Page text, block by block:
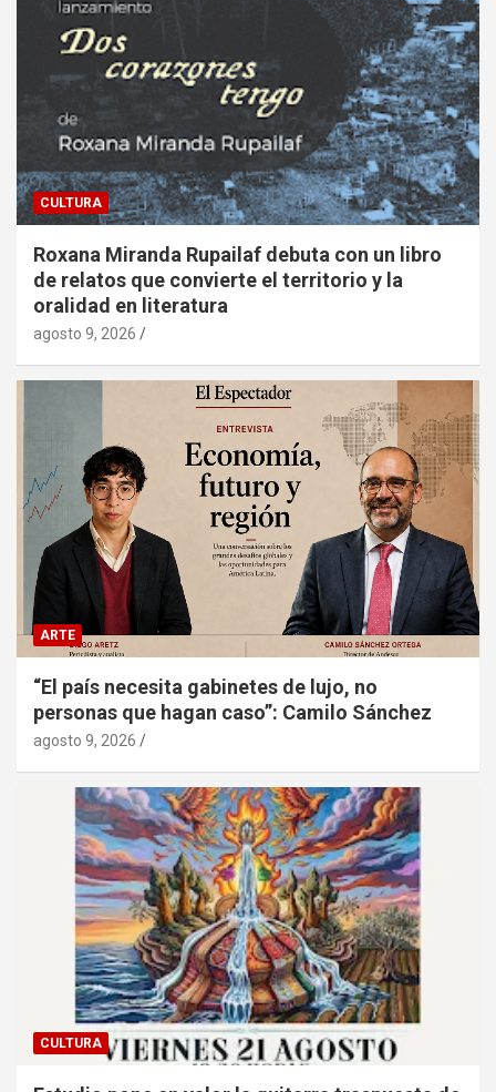
CULTURA
Roxana Miranda Rupailaf debuta con un libro
de relatos que convierte el territorio y la
oralidad en literatura
agosto 9, 2026
ARTE
“El país necesita gabinetes de lujo, no
personas que hagan caso”: Camilo Sánchez
agosto 9, 2026
CULTURA